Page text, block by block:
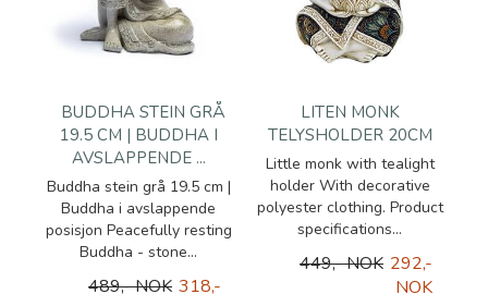
BUDDHA STEIN GRÅ
19.5 CM | BUDDHA I
AVSLAPPENDE ...
Buddha stein grå 19.5 cm |
Buddha i avslappende
posisjon Peacefully resting
Buddha - stone...
489,- NOK 318,-
LITEN MONK
TELYSHOLDER 20CM
Little monk with tealight
holder With decorative
polyester clothing. Product
specifications...
449,- NOK 292,-
NOK